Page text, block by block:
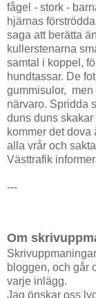
fågel - stork -
hjärnas
saga att berätta
kullerstenarna
samtal i koppel,
hundtassar. De
gummisulor, men
närvaro. Spridda
duns duns
kommer det dova
alla vrår och
Västtrafik
---
Om
bloggen, och går
varje inlägg.
Jag önskar oss